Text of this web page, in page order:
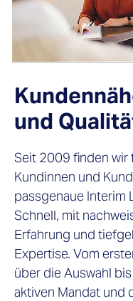
und
Seit 2009 finden wir
Kundinnen und
passgenaue Interim
Schnell, mit
Erfahrung und
Expertise. Vom
über die Auswahl
aktiven Mandat und